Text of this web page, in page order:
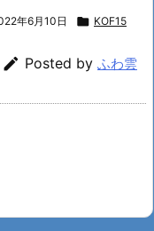
年6月10日  KOF15
 Posted by ふわ雲